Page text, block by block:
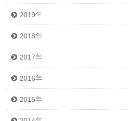
2019年
2018年
2017年
2016年
2015年